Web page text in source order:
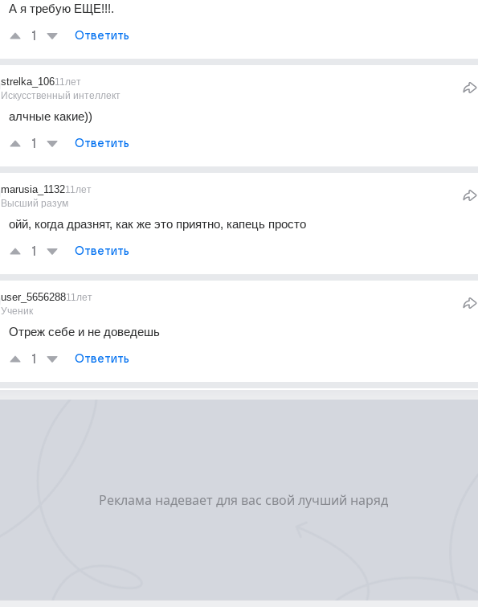
А я требую ЕЩЕ!!!.
1 Ответить
strelka_106
Искусственный интеллект
11лет
алчные какие))
1 Ответить
marusia_1132
Высший разум
11лет
ойй, когда дразнят, как же это приятно, капець просто
1 Ответить
user_5656288
Ученик
11лет
Отреж себе и не доведешь
1 Ответить